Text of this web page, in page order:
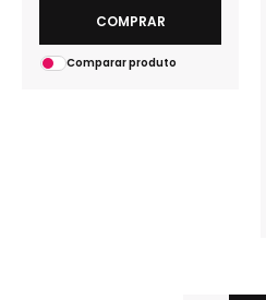
COMPRAR
Comparar produto